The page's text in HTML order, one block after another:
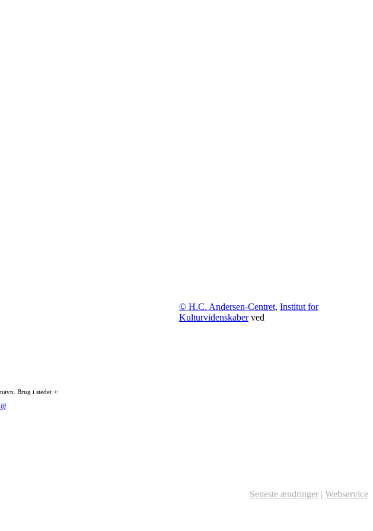
Brug i stedet +:
.
© H.C. Andersen-Centret, Institut for
Kulturvidenskaberved
Seneste ændringer | Webservice